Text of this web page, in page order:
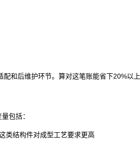
和后维护环节。算对这笔账能省下20%以上
包括：
类结构件对成型工艺要求更高